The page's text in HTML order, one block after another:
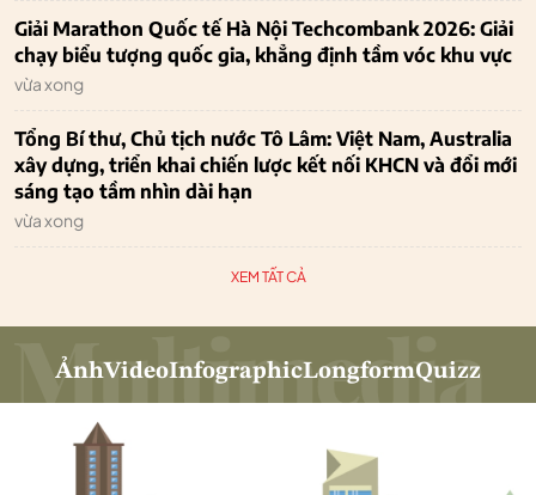
Giải Marathon Quốc tế Hà Nội Techcombank 2026: Giải
chạy biểu tượng quốc gia, khẳng định tầm vóc khu vực
vừa xong
Tổng Bí thư, Chủ tịch nước Tô Lâm: Việt Nam, Australia
xây dựng, triển khai chiến lược kết nối KHCN và đổi mới
sáng tạo tầm nhìn dài hạn
vừa xong
XEM TẤT CẢ
ẢnhVideoInfographicLongformQuizz